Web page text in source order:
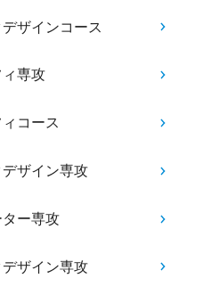
ザインコース
専攻
コース
ザイン専攻
ー専攻
ザイン専攻